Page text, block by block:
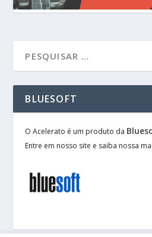
BLUESOFT
O Acelerato é um produto da
Entre em nosso site e saiba nossa